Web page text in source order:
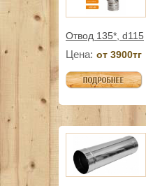
Отвод 135*, d115
Цена: от 3900тг